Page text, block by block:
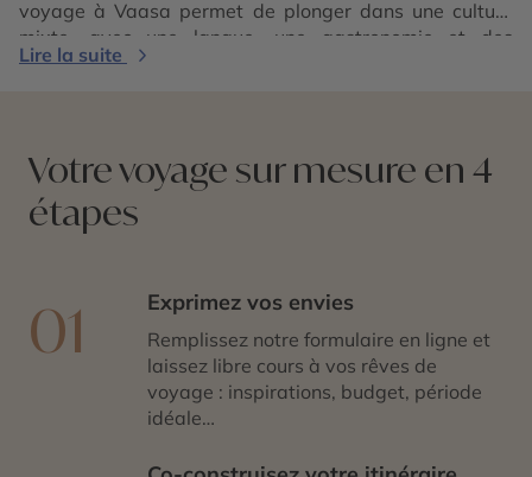
voyage à Vaasa permet de plonger dans une culture
mixte, avec une langue, une gastronomie et des
traditions uniques.
Lire la suite
Votre voyage sur mesure en 4
étapes
01 Exprimez vos envies
Remplissez notre formulaire en ligne et
laissez libre cours à vos rêves de
voyage : inspirations, budget, période
idéale…